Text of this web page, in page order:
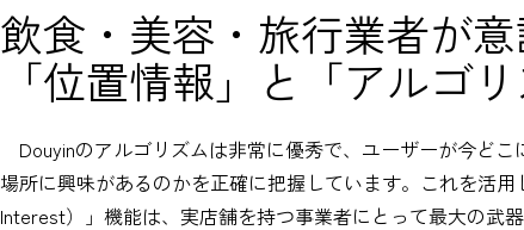
飲食・美容・旅行業者が
「位置情報」と「アルゴリ
Douyinのアルゴリズムは非常に優秀で、ユーザーが今どこ
場所に興味があるのかを正確に把握しています。これを活用
Interest）」機能は、実店舗を持つ事業者にとって最大の武器